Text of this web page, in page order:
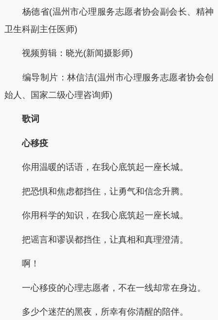
杨德省(温州市心理服务志愿者协会副会长、精神
卫生科副主任医师)
视频剪辑：晓光(新闻摄影师)
编导制片：林信洁(温州市心理服务志愿者协会创
始人、国家二级心理咨询师)
歌词
心移疫
你用温暖的话语，在我心底筑起一座长城。
把恐惧和焦虑都挡住，让勇气和信念升腾。
你用科学的知识，在我心底筑起一座长城。
把谣言和谬误都挡住，让真相和真理澄清。
啊！
一心移疫的心理志愿者，不在一线却常在身边。
多少个迷茫的黑夜，所幸有你清醒的陪伴。